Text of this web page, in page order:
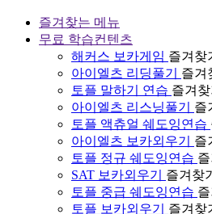
즐겨찾는 메뉴
무료 학습컨텐츠
해커스 보카게임 즐겨찾
아이엘츠 리딩풀기
즐겨
토플 말하기 연습 즐겨찾
아이엘츠 리스닝풀기
즐
토플 액츄얼 쉐도잉연습
아이엘츠 보카외우기
즐
토플 정규 쉐도잉연습 즐
SAT 보카외우기
즐겨찾기
토플 중급 쉐도잉연습 즐
토플 보카외우기
즐겨찾